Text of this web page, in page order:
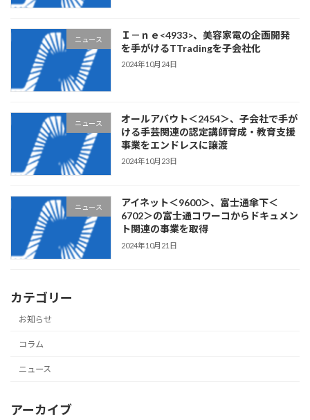
ニュース
Ｉ－ｎｅ<4933>、美容家電の企画開発
を手がけるTTradingを子会社化
2024年10月24日
ニュース
オールアバウト＜2454＞、子会社で手が
ける手芸関連の認定講師育成・教育支援
事業をエンドレスに譲渡
2024年10月23日
ニュース
アイネット＜9600＞、富士通傘下＜
6702＞の富士通コワーコからドキュメン
ト関連の事業を取得
2024年10月21日
カテゴリー
お知らせ
コラム
ニュース
アーカイブ